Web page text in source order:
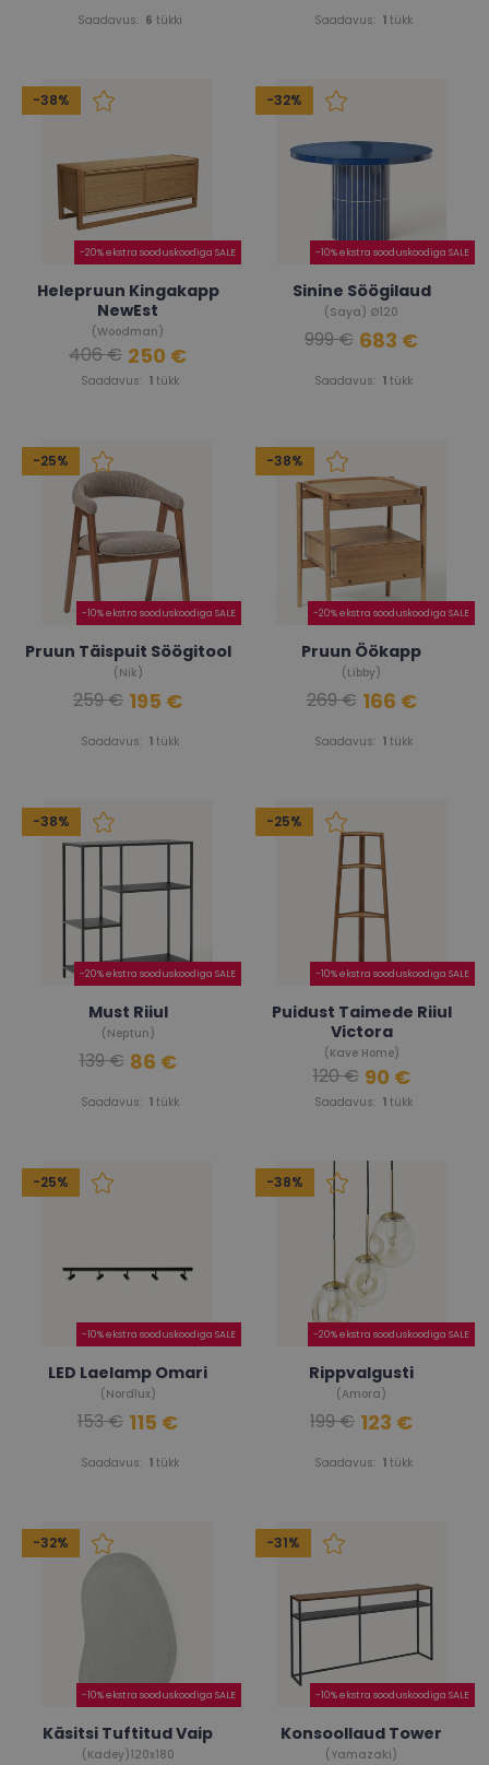
Saadavus: 6 tükki Saadavus: 1tükk
-38%
-20% ekstra sooduskoodiga SALE
Helepruun Kingakapp
NewEst
(Woodman)
Saadavus: 1tükk
406 € 250 €
-32%
-10% ekstra sooduskoodiga SALE
Sinine Söögilaud
(Saya) Ø120
Saadavus: 1tükk
999 € 683 €
-25%
-10% ekstra sooduskoodiga SALE
Pruun Täispuit Söögitool
(Nik)
Saadavus: 1tükk
259 € 195 €
-38%
-20% ekstra sooduskoodiga SALE
Pruun Öökapp
(Libby)
Saadavus: 1tükk
269 € 166 €
-38%
-20% ekstra sooduskoodiga SALE
Must Riiul
(Neptun)
Saadavus: 1tükk
139 € 86 €
-25%
-10% ekstra sooduskoodiga SALE
Puidust Taimede Riiul
Victora
(Kave Home)
Saadavus: 1tükk
120 € 90 €
-25%
-10% ekstra sooduskoodiga SALE
LED Laelamp Omari
(Nordlux)
Saadavus: 1tükk
153 € 115 €
-38%
-20% ekstra sooduskoodiga SALE
Rippvalgusti
(Amora)
Saadavus: 1tükk
199 € 123 €
-32%
-10% ekstra sooduskoodiga SALE
Käsitsi Tuftitud Vaip
(Kadey)120x180
-31%
-10% ekstra sooduskoodiga SALE
Konsoollaud Tower
(Yamazaki)